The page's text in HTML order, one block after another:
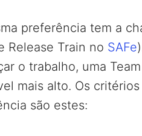
preferência tem a
Release Train no SAFe
o trabalho, uma
mais alto. Os
são estes: